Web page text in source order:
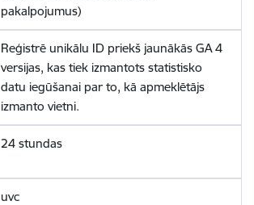
pakalpojumus)
Reģistrē unikālu ID priekš jaunākās GA 4
versijas, kas tiek izmantots statistisko
datu iegūšanai par to, kā apmeklētājs
izmanto vietni.
24 stundas
uvc